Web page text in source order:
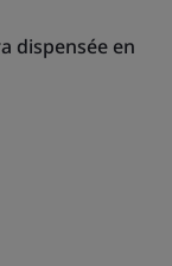
dispensée en